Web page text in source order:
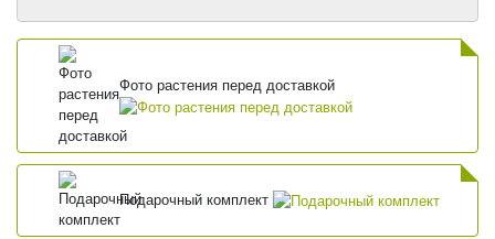
Фото растения перед доставкой
Подарочный комплект